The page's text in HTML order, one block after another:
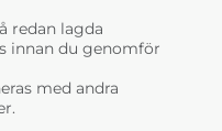
redan lagda
innan du genomför
med andra